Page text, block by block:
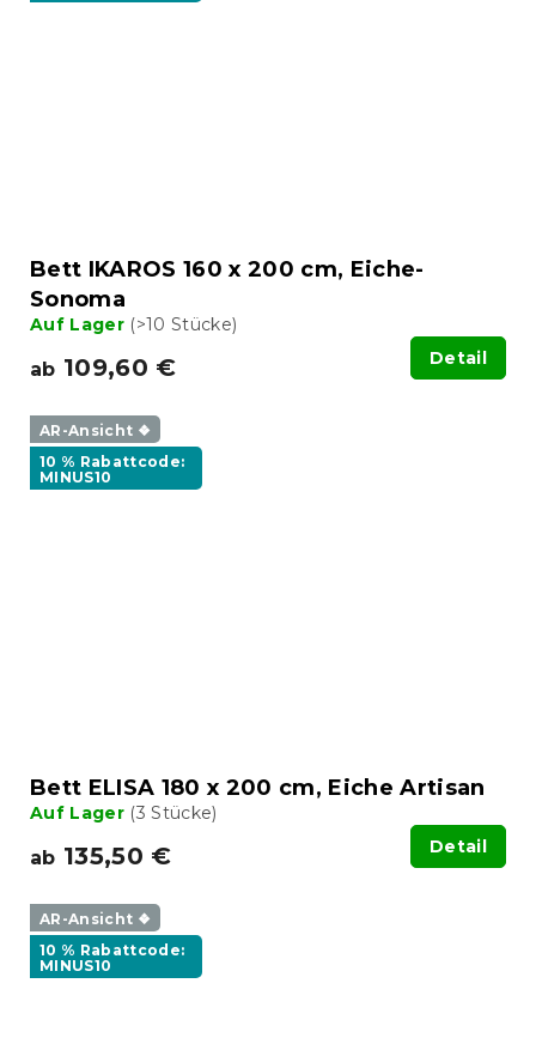
Bett IKAROS 160 x 200 cm, Eiche-
Sonoma
Auf Lager (>10 Stücke)
ab 109,60 € Detail
AR-Ansicht ❖
10 % Rabattcode:
MINUS10
Bett ELISA 180 x 200 cm, Eiche Artisan
Auf Lager (3 Stücke)
ab 135,50 € Detail
AR-Ansicht ❖
10 % Rabattcode:
MINUS10